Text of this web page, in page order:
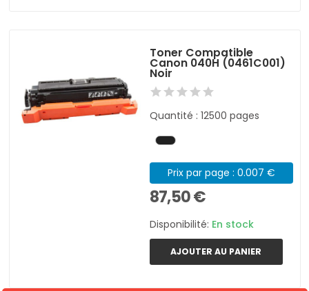
Toner Compatible
Canon 040H (0461C001)
Noir
Quantité : 12500 pages
Prix par page : 0.007 €
87,50 €
Disponibilité: En stock
AJOUTER AU PANIER